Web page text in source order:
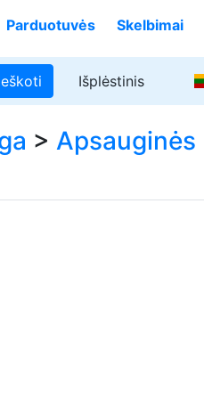
Parduotuvės Skelbimai
Išplėstinis
> Apsauginės